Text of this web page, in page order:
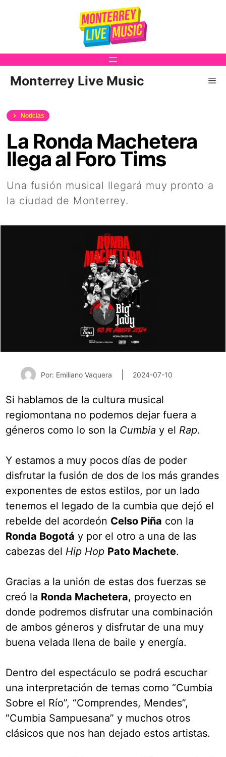
Monterrey Live Music
Noticias
La Ronda Machetera
llega al Foro Tims
Una fusión musical llegará muy pronto a
la ciudad de Monterrey.
Por: Emiliano Vaquera 2024-07-10
Si hablamos de la cultura musical
regiomontana no podemos dejar fuera a
géneros como lo son la Cumbia y el Rap.
Y estamos a muy pocos días de poder
disfrutar la fusión de dos de los más grandes
exponentes de estos estilos, por un lado
tenemos el legado de la cumbia que dejó el
rebelde del acordeón Celso Piña con la
Ronda Bogotá y por el otro a una de las
cabezas del Hip Hop Pato Machete.
Gracias a la unión de estas dos fuerzas se
creó la Ronda Machetera, proyecto en
donde podremos disfrutar una combinación
de ambos géneros y disfrutar de una muy
buena velada llena de baile y energía.
Dentro del espectáculo se podrá escuchar
una interpretación de temas como “Cumbia
Sobre el Río”, “Comprendes, Mendes”,
“Cumbia Sampuesana” y muchos otros
clásicos que nos han dejado estos artistas.